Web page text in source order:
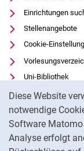
Diese Website
notwendige
Software Matomo
Analyse erfolgt
Einrichtungen
Stellenangebote
Cookie-
Uni-Bibliothek
Moodle
Panopto
Datenschutz
Barrierefreiheit